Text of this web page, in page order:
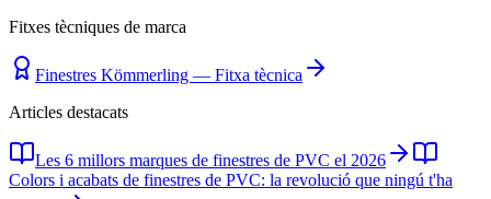
Fitxes tècniques de marca
Finestres Kömmerling — Fitxa tècnica
Articles destacats
Les 6 millors marques de finestres de PVC el 2026
Colors i acabats de finestres de PVC: la revolució que ningú t'ha